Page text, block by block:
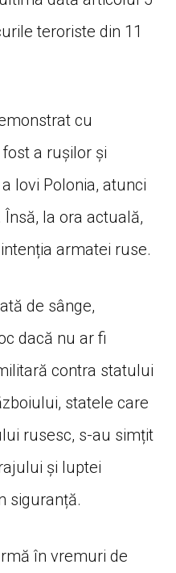
teroriste din 11
cu
a rușilor și
lovi Polonia, atunci
la ora actuală,
armatei ruse.
de sânge,
dacă nu ar fi
contra statului
statele care
rusesc, s-au simțit
și luptei
siguranță.
în vremuri de